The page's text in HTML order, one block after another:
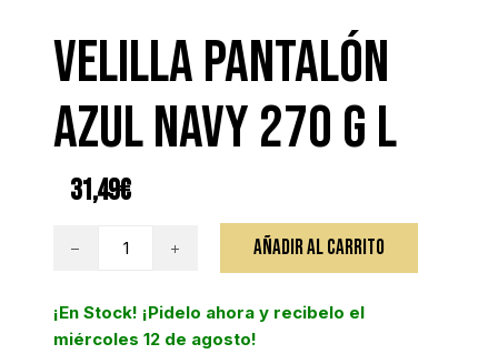
VELILLA PANTALÓN
AZUL NAVY 270 g L
31,49€
VELILLA
NAVY
270
AÑADIR AL CARRITO
¡En Stock! ¡Pidelo ahora y recibelo el
miércoles 12 de agosto!